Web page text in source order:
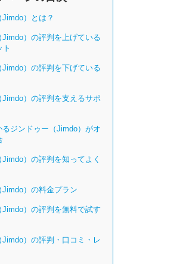
）とは？
Jimdo）の評判を上げている
ト
Jimdo）の評判を下げている
Jimdo）の評判を支えるサポ
ジンドゥー（Jimdo）がオ
）の評判を知ってよく
Jimdo）の料金プラン
Jimdo）の評判を無料で試す
Jimdo）の評判・口コミ・レ